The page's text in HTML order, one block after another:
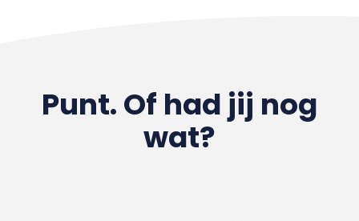
Punt. Of had jij nog
wat?